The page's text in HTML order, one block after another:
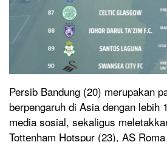
Persib Bandung (20) merupakan
berpengaruh di Asia dengan lebih
media sosial, sekaligus
Tottenham Hotspur (23), AS